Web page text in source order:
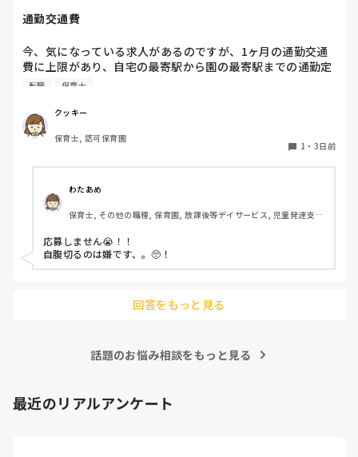
す！いつもと違うおもちゃ、室内に興味津々です！
通勤交通費
今、気になっている求人があるのですが、1ヶ月の通勤交通
費に上限があり、自宅の最寄駅から園の最寄駅までの通勤定
期代が5,000円ほどオーバーします
私としてはなかなか大きい金額なので、この時点で応募を迷
っているのですが、皆さんならどうしますか？
転職 保育士
クッキー
保育士, 認可保育園
1 ・ 3日前
わたあめ
保育士, その他の職種, 保育園, 放課後等デイサービス, 児童発達支援
応募しません😭！！
自腹切るのは嫌です、。🥺！
回答をもっと見る
話題のお悩み相談をもっと見る
最近のリアルアンケート